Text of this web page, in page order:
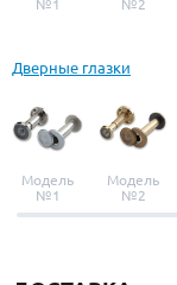
№1
№2
Дверные глазки
Модель
№1
Модель
№2